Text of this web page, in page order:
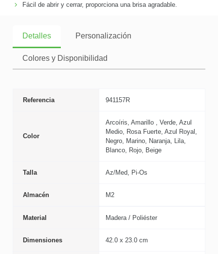
Fácil de abrir y cerrar, proporciona una brisa agradable.
Detalles Personalización
Colores y Disponibilidad
Referencia 941157R
Color
Arcoíris, Amarillo , Verde, Azul
Medio, Rosa Fuerte, Azul Royal,
Negro, Marino, Naranja, Lila,
Blanco, Rojo, Beige
Talla Az/Med, Pi-Os
Almacén M2
Material Madera / Poliéster
Dimensiones 42.0 x 23.0 cm